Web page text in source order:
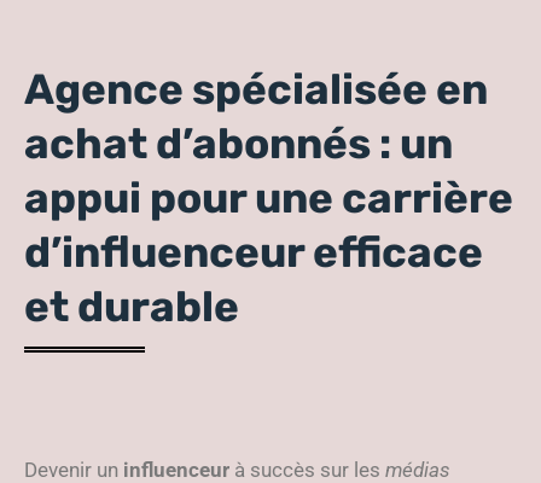
Agence spécialisée en
achat d’abonnés : un
appui pour une carrière
d’influenceur efficace
et durable
Devenir un influenceur à succès sur les médias